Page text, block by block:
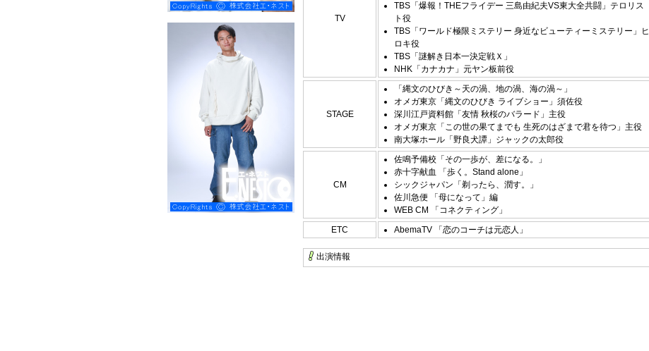
TV
TBS「爆報！THEフライデー 三島由紀夫VS東大全共闘」テロリス
ト役
TBS「ワールド極限ミステリー 身近なビューティーミステリー」ヒ
ロキ役
TBS「謎解き日本一決定戦Ｘ」
NHK「カナカナ」元ヤン板前役
STAGE
「縄文のひびき～天の渦、地の渦、海の渦～」
オメガ東京「縄文のひびき ライブショー」須佐役
深川江戸資料館「友情 秋桜のバラード」主役
オメガ東京「この世の果てまでも 生死のはざまで君を待つ」主役
南大塚ホール「野良犬譚」ジャックの太郎役
CM
佐鳴予備校「その一歩が、差になる。」
赤十字献血 「歩く。Stand alone」
シックジャパン「剃ったら、潤す。」
佐川急便 「母になって」編
WEB CM 「コネクティング」
ETC
AbemaTV 「恋のコーチは元恋人」
出演情報